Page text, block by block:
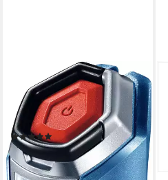
BOSCH PROFESSIONAL
LED Arbeitsleuchte GLI 12V-
300, LED fest integriert, 12 V,
300 lm, ohne Akku
(10)
60,72 €
lieferbar - in 2-3 Werktagen bei dir